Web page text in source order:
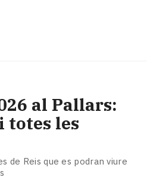
al Pallars:
totes les
de Reis que es podran viure